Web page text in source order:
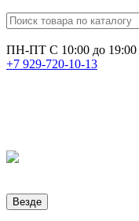
ПН-ПТ С 10:00 до 19:00
+7 929-720-10-13
Везде